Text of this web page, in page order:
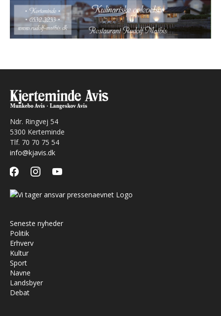
Ndr. Ringvej 54
5300 Kerteminde
Tlf. 70 70 75 54
info@kjavis.dk
facebookinstagramyoutube
Seneste nyheder
Politik
Erhverv
Kultur
Sport
Navne
Landsbyer
Debat